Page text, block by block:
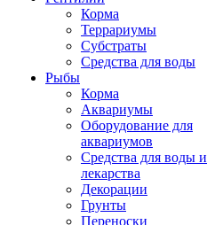
Корма
Террариумы
Субстраты
Средства для воды
Рыбы
Корма
Аквариумы
Оборудование для
аквариумов
Средства для воды и
лекарства
Декорации
Грунты
Переноски